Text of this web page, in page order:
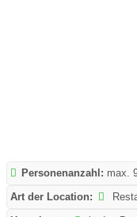
Personenanzahl: max.
Art der Location: